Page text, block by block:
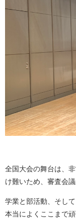
全国大会の舞台は、
け難いため、審査会
学業と部活動、そし
本当によくここまで